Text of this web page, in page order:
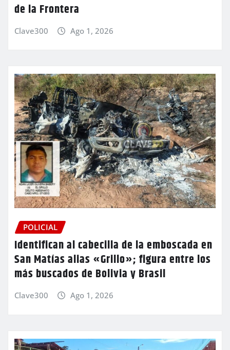
de la Frontera
Clave300 Ago 1, 2026
POLICIAL
Identifican al cabecilla de la emboscada en
San Matías alias «Grillo»; figura entre los
más buscados de Bolivia y Brasil
Clave300 Ago 1, 2026